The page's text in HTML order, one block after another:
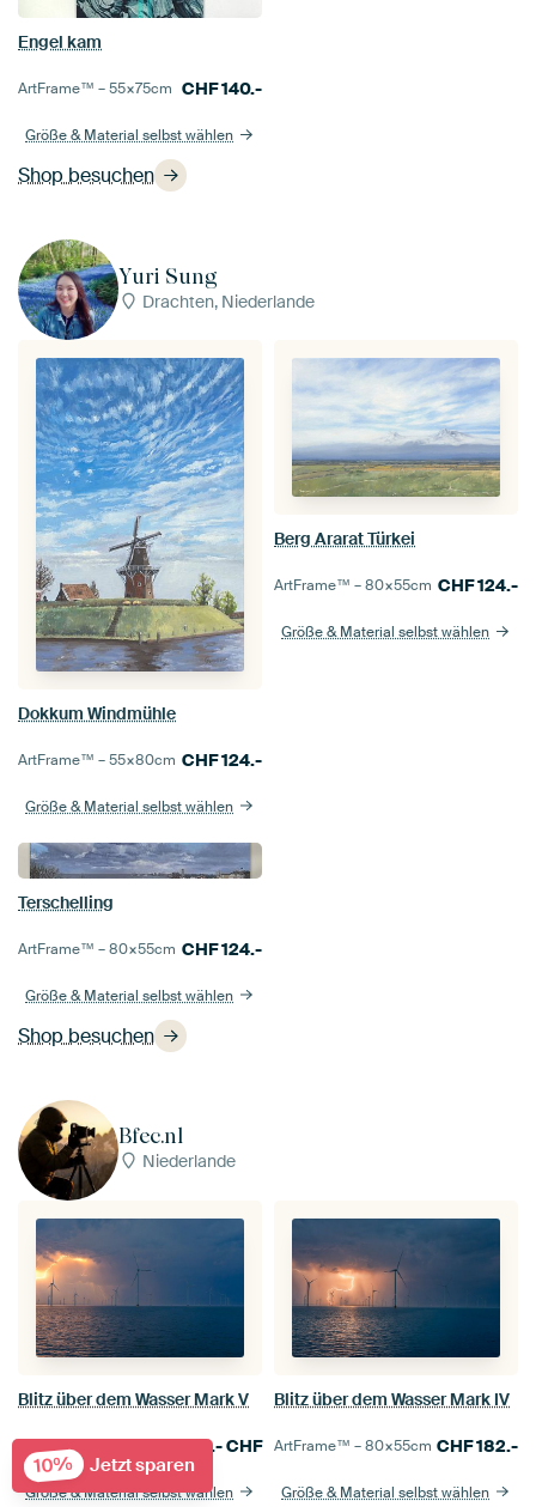
Shop besuchen
Engel kam
ArtFrame™ –55×75cm CHF140.-
Größe & Material selbst wählen
Yuri Sung
Drachten, Niederlande
Shop besuchen
Dokkum Windmühle
ArtFrame™ –55×80cm CHF124.-
Größe & Material selbst wählen
Berg Ararat Türkei
ArtFrame™ –80×55cm CHF124.-
Größe & Material selbst wählen
Terschelling
ArtFrame™ –80×55cm CHF124.-
Größe & Material selbst wählen
Bfec.nl
Niederlande
Blitz über dem Wasser Mark V
ArtFrame™ – 182.-CHF
Größe & Material selbst wählen
Blitz über dem Wasser Mark IV
ArtFrame™ –80×55cm CHF182.-
Größe & Material selbst wählen
10% Jetzt sparen